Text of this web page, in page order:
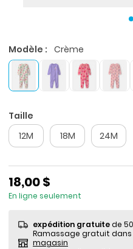
Modèle : Crème
Taille
12M 18M 24M
18,00 $
En ligne seulement
expédition gratuitede
Ramassage gratuit dans
magasin